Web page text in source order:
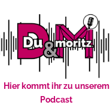
Hier kommt ihr zu unserem
Podcast